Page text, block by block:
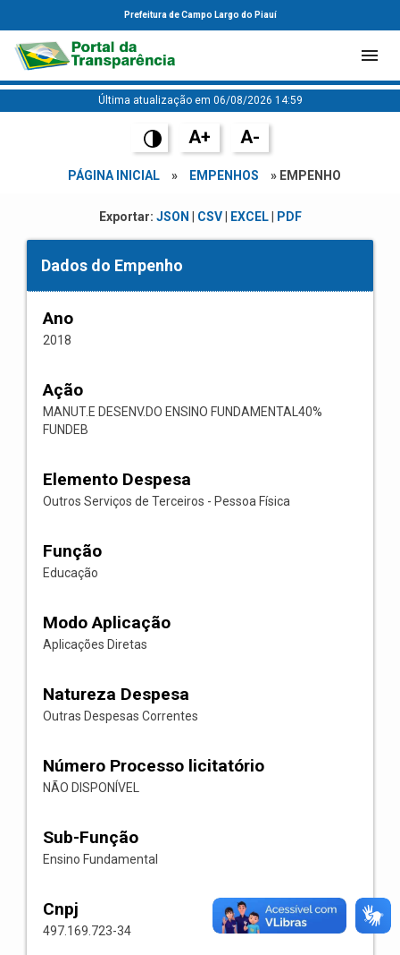
Prefeitura de Campo Largo do Piauí
Última atualização em 06/08/2026 14:59
A+ A-
PÁGINA INICIAL » EMPENHOS » EMPENHO
Exportar: JSON CSV| EXCEL| PDF
Dados do Empenho
Ano
2018
Ação
MANUT.E DESENV.DO ENSINO FUNDAMENTAL40%
FUNDEB
Elemento Despesa
Outros Serviços de Terceiros - Pessoa Física
Função
Educação
Modo Aplicação
Aplicações Diretas
Natureza Despesa
Outras Despesas Correntes
Número Processo licitatório
NÃO DISPONÍVEL
Sub-Função
Ensino Fundamental
Cnpj
497.169.723-34